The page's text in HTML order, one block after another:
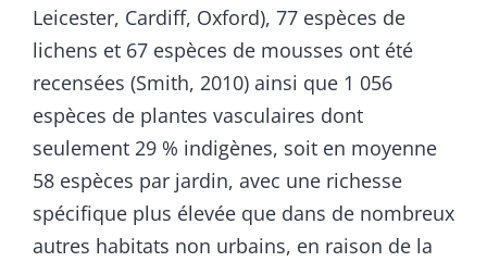
Leicester, Cardiff, Oxford), 77 espèces de
lichens et 67 espèces de mousses ont été
recensées (Smith, 2010) ainsi que 1 056
espèces de plantes vasculaires dont
seulement 29 % indigènes, soit en moyenne
58 espèces par jardin, avec une richesse
spécifique plus élevée que dans de nombreux
autres habitats non urbains, en raison de la